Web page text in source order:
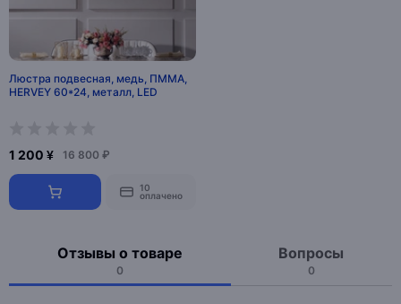
Люстра подвесная, медь, ПММА,
HERVEY 60*24, металл, LED
1 200 ¥ 16 800 ₽
10
оплачено
Отзывы о товаре
0
Вопросы
0